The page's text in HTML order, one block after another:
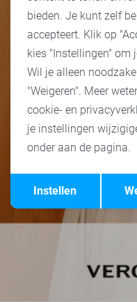
Terug
bieden. Je kunt zelf
accepteert. Klik op
kies "Instellingen" om
Wil je alleen
"Weigeren". Meer
cookie- en
je instellingen
onder aan de pagina.
Instellen